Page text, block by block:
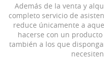
Además de la venta y
completo servicio de
reduce únicamente a
hacerse con un
también a los que